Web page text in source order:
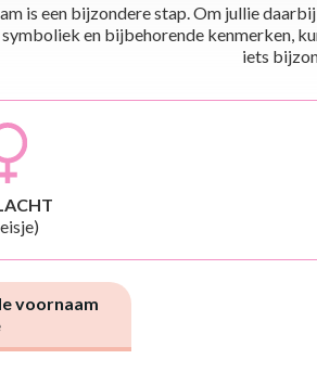
is een bijzondere stap. Om jullie
en bijbehorende kenmerken,
iets
voornaam